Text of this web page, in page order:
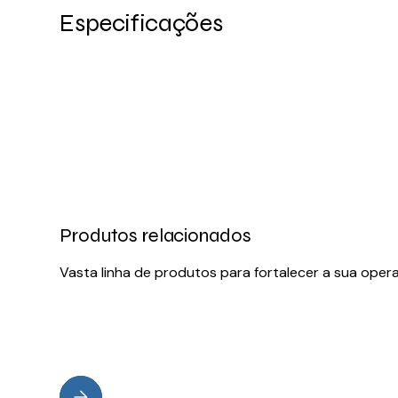
Especificações
Produtos relacionados
Vasta linha de produtos para fortalecer a sua